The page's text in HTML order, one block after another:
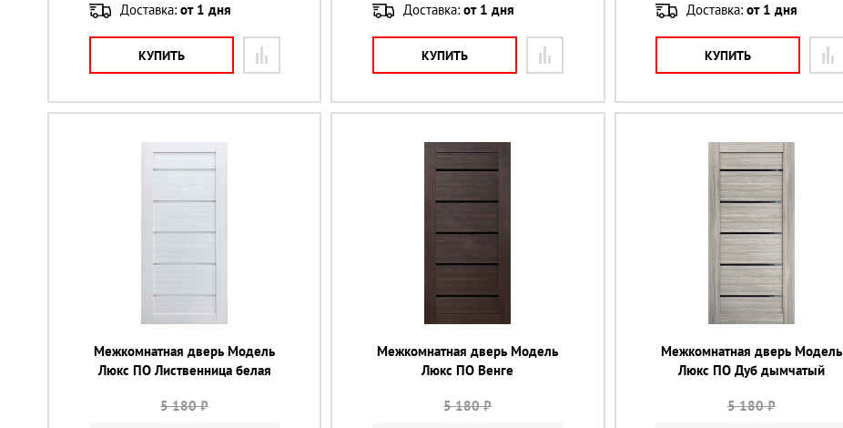
Доставка: от 1 дня
КУПИТЬ
Доставка: от 1 дня
КУПИТЬ
Доставка:от 1 дня
КУПИТЬ
Межкомнатная дверь Модель
Люкс ПО Лиственница белая
5 180 ₽
Межкомнатная дверь Модель
Люкс ПО Венге
5 180 ₽
Межкомнатная дверь Модель
Люкс ПО Дуб дымчатый
5 180 ₽